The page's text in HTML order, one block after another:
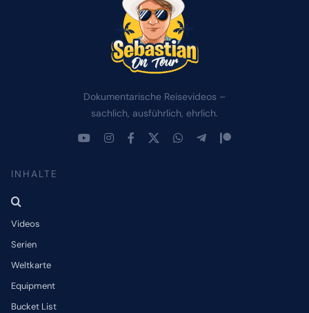
Dokumentarische Reisevideos –
sachlich, ausführlich, ehrlich.
INHALTE
Videos
Serien
Weltkarte
Equipment
Bucket List